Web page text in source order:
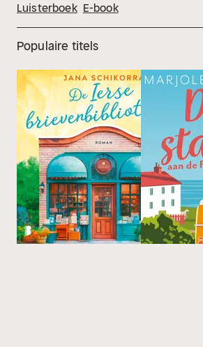
Luisterboek E-book
Populaire titels